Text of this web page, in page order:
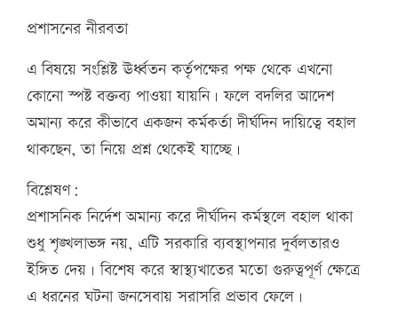
প্রশাসনের নীরবতা
এ বিষয়ে সংশ্লিষ্ট ঊর্ধ্বতন কর্তৃপক্ষের পক্ষ থেকে এখনো
কোনো স্পষ্ট বক্তব্য পাওয়া যায়নি। ফলে বদলির আদেশ
অমান্য করে কীভাবে একজন কর্মকর্তা দীর্ঘদিন দায়িত্বে বহাল
থাকছেন, তা নিয়ে প্রশ্ন থেকেই যাচ্ছে।
বিশ্লেষণ:
প্রশাসনিক নির্দেশ অমান্য করে দীর্ঘদিন কর্মস্থলে বহাল থাকা
শুধু শৃঙ্খলাভঙ্গ নয়, এটি সরকারি ব্যবস্থাপনার দুর্বলতারও
ইঙ্গিত দেয়। বিশেষ করে স্বাস্থ্যখাতের মতো গুরুত্বপূর্ণ ক্ষেত্রে
এ ধরনের ঘটনা জনসেবায় সরাসরি প্রভাব ফেলে।